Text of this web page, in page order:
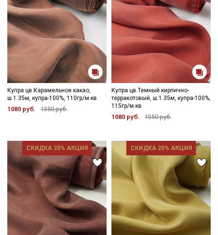
Купра цв.Карамельное какао,
ш.1.35м, купра-100%, 110гр/м.кв
1080 руб. 1350 руб.
Купра цв.Темный кирпично-
терракотовый, ш.1.35м, купра-100%,
115гр/м.кв
1080 руб. 1350 руб.
СКИДКА 20% АКЦИЯ СКИДКА 20% АКЦИЯ